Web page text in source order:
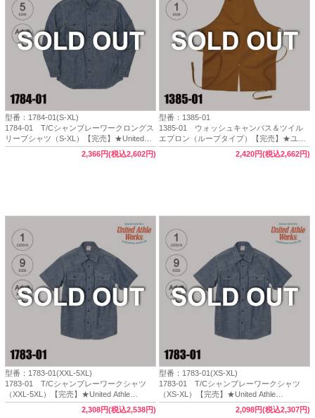
型番：1784-01(S-XL)
1784-01 T/Cシャンブレーワークロングス
リーブシャツ（S-XL）【完売】★United
Athle Works（ユナイテッドアスレワーク
2,366円(税込2,602円)
型番：1385-01
1385-01 ウォッシュキャンバス＆ツイル
エプロン（ループタイプ）【完売】★ユナ
イテッドアスレワークス（United Athle
2,420円(税込2,662円)
型番：1783-01(XXL-5XL)
1783-01 T/Cシャンブレーワークシャツ
（XXL-5XL）【完売】★United Athle
Works（ユナイテッドアスレワークス）
2,308円(税込2,538円)
型番：1783-01(XS-XL)
1783-01 T/Cシャンブレーワークシャツ
（XS-XL）【完売】★United Athle
Works（ユナイテッドアスレワークス）
2,098円(税込2,307円)